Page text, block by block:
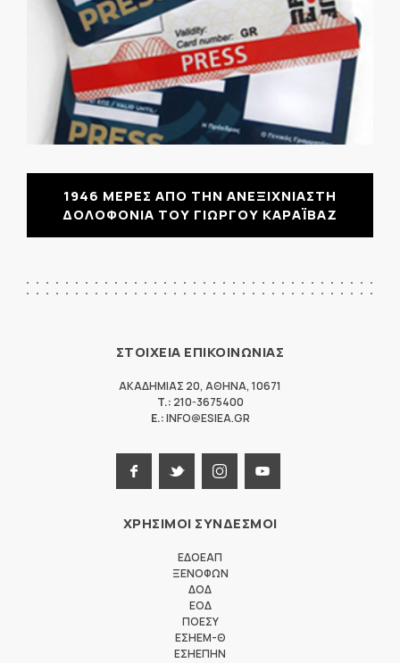
1946 ΜΕΡΕΣ ΑΠΟ ΤΗΝ ΑΝΕΞΙΧΝΙΑΣΤΗ
ΔΟΛΟΦΟΝΙΑ ΤΟΥ ΓΙΩΡΓΟΥ ΚΑΡΑΪΒΑΖ
ΣΤΟΙΧΕΙΑ ΕΠΙΚΟΙΝΩΝΙΑΣ
ΑΚΑΔΗΜΙΑΣ 20, ΑΘΗΝΑ, 10671
T.: 210-3675400
E.:INFO@ESIEA.GR
ΧΡΗΣΙΜΟΙ ΣΥΝΔΕΣΜΟΙ
ΕΔΟΕΑΠ
ΞΕΝΟΦΩΝ
ΔΟΔ
ΕΟΔ
ΠΟΕΣΥ
ΕΣΗΕΜ-Θ
ΕΣΗΕΠΗΝ